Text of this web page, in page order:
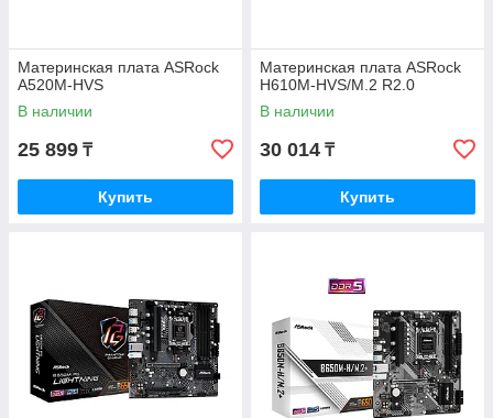
Материнская плата ASRock
A520M-HVS
В наличии
25 899 ₸
Купить
Материнская плата ASRock
H610M-HVS/M.2 R2.0
В наличии
30 014 ₸
Купить